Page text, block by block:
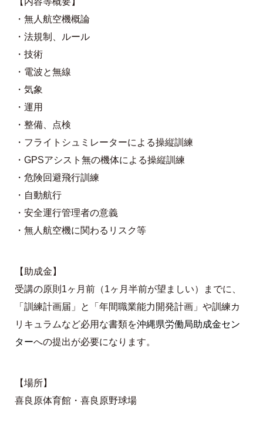
・無人航空機概論
・法規制、ルール
・技術
・電波と無線
・気象
・運用
・整備、点検
・フライトシュミレーターによる操縦訓練
・GPSアシスト無の機体による操縦訓練
・危険回避飛行訓練
・自動航行
・安全運行管理者の意義
・無人航空機に関わるリスク等
【助成金】
受講の原則1ヶ月前（1ヶ月半前が望ましい）までに、
「訓練計画届」と「年間職業能力開発計画」や訓練カ
リキュラムなど必用な書類を沖縄県労働局助成金セン
ターへの提出が必要になります。
【場所】
喜良原体育館・喜良原野球場